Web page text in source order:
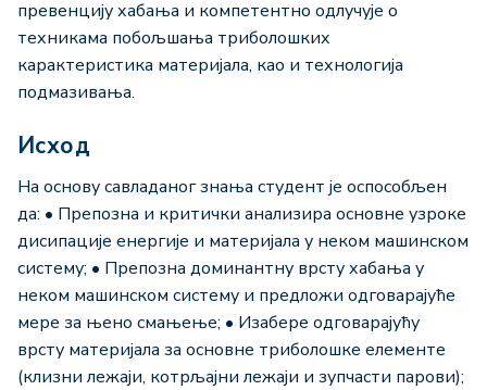
превенцију хабања и компетентно одлучује о
техникама побољшања триболошких
карактеристика материјала, као и технологија
подмазивања.
Исход
На основу савладаног знања студент је оспособљен
да: • Препозна и критички анализира основне узроке
дисипације енергије и материјала у неком машинском
систему; • Препозна доминантну врсту хабања у
неком машинском систему и предложи одговарајуће
мере за њено смањење; • Изабере одговарајућу
врсту материјала за основне триболошке елементе
(клизни лежаји, котрљајни лежаји и зупчасти парови);